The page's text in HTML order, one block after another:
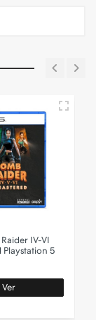
IV-VI
Playstation 5
Ver